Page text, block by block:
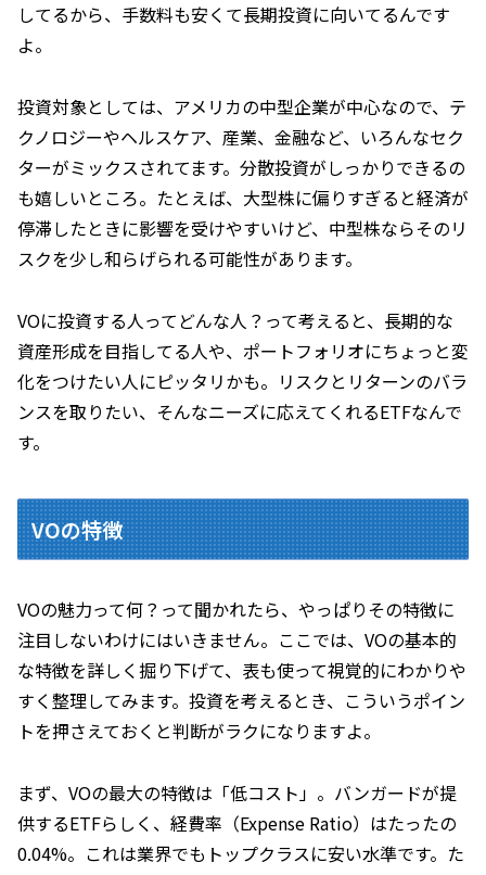
してるから、手数料も安くて長期投資に向いてるんです
よ。
投資対象としては、アメリカの中型企業が中心なので、テ
クノロジーやヘルスケア、産業、金融など、いろんなセク
ターがミックスされてます。分散投資がしっかりできるの
も嬉しいところ。たとえば、大型株に偏りすぎると経済が
停滞したときに影響を受けやすいけど、中型株ならそのリ
スクを少し和らげられる可能性があります。
VOに投資する人ってどんな人？って考えると、長期的な
資産形成を目指してる人や、ポートフォリオにちょっと変
化をつけたい人にピッタリかも。リスクとリターンのバラ
ンスを取りたい、そんなニーズに応えてくれるETFなんで
す。
VOの特徴
VOの魅力って何？って聞かれたら、やっぱりその特徴に
注目しないわけにはいきません。ここでは、VOの基本的
な特徴を詳しく掘り下げて、表も使って視覚的にわかりや
すく整理してみます。投資を考えるとき、こういうポイン
トを押さえておくと判断がラクになりますよ。
まず、VOの最大の特徴は「低コスト」。バンガードが提
供するETFらしく、経費率（Expense Ratio）はたったの
0.04%。これは業界でもトップクラスに安い水準です。た